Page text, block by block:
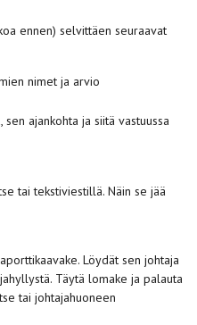
ennen)selvittäen seuraavat
nimet ja arvio
ajankohta ja siitä vastuussa
tai tekstiviestillä. Näin se jää
Löydät sen johtaja
Täytä lomake ja palauta
tai johtajahuoneen